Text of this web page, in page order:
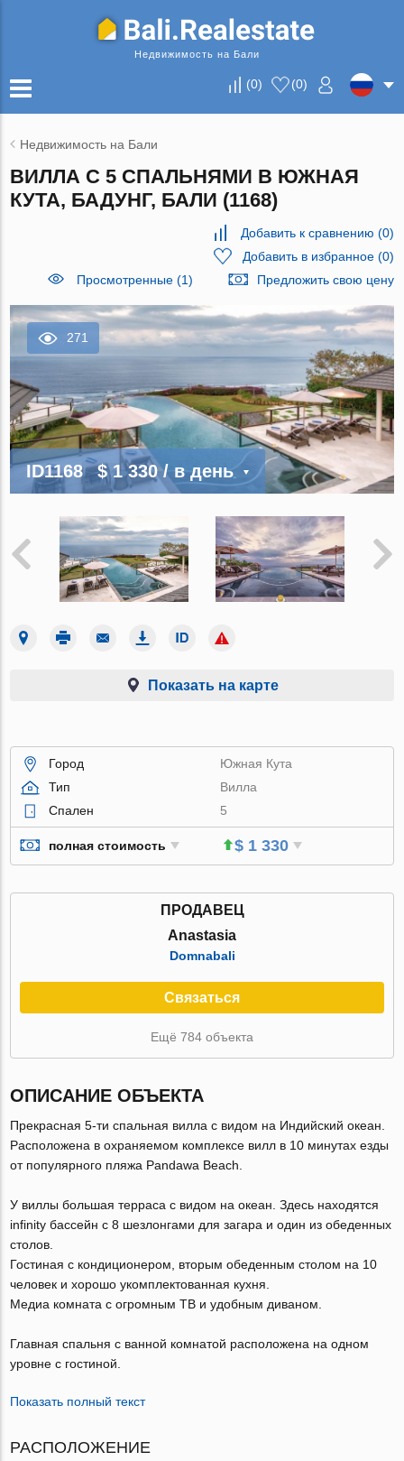
Недвижимость на Бали
(0) (0)
Недвижимость на Бали
ВИЛЛА С 5 СПАЛЬНЯМИ В ЮЖНАЯ
КУТА, БАДУНГ, БАЛИ (1168)
Добавить к сравнению (0)
Добавить в избранное(0)
Просмотренные (1)
Предложить свою цену
271
ID1168 $ 1 330/ в день
Показать на карте
Город
Южная Кута
Тип
Вилла
Спален
5
полная стоимость $ 1 330
ПРОДАВЕЦ
Anastasia
Domnabali
Связаться
Ещё 784 объекта
ОПИСАНИЕ ОБЪЕКТА
Прекрасная 5-ти спальная вилла с видом на Индийский океан.
Расположена в охраняемом комплексе вилл в 10 минутах езды
от популярного пляжа Pandawa Beach.
У виллы большая терраса с видом на океан. Здесь находятся
infinity бассейн с 8 шезлонгами для загара и один из обеденных
столов.
Гостиная с кондиционером, вторым обеденным столом на 10
человек и хорошо укомплектованная кухня.
Медиа комната с огромным ТВ и удобным диваном.
Главная спальня c ванной комнатой расположена на одном
уровне с гостиной.
Показать полный текст
РАСПОЛОЖЕНИЕ